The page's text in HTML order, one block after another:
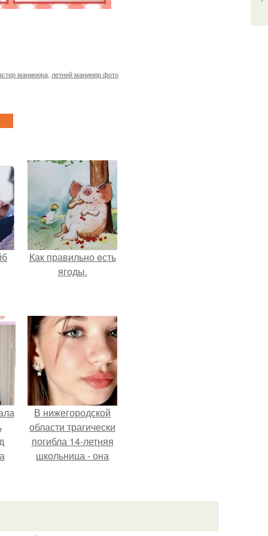
маникюра летний маникюр фото
Как правильно eсть
ягоды.
В нижегородской
области трагически
погибла 14-летняя
школьница - она
к контрольной по